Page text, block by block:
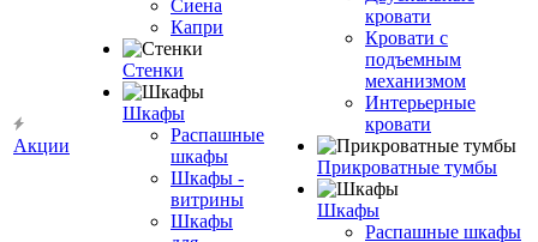
Акции
Сиена
Капри
Стенки
Шкафы
Распашные
шкафы
Шкафы -
витрины
Шкафы
кровати
Кровати с
подъемным
механизмом
Интерьерные
кровати
Прикроватные тумбы
Шкафы
Распашные шкафы